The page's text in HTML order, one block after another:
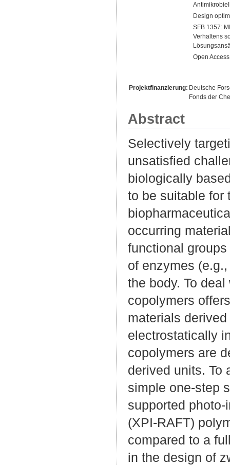
Design
SFB 1357:
Verhaltens
Open
Projektfinanzierung: Deutsche
Fonds der
Abstract
Selectively
unsatisfied
biologically
to be suitable for
occurring
functional
of enzymes
the body. To
copolymers
materials
electrostatically
copolymers are
derived units. To
simple one-step
supported
(XPI-RAFT)
compared to a
in the design of